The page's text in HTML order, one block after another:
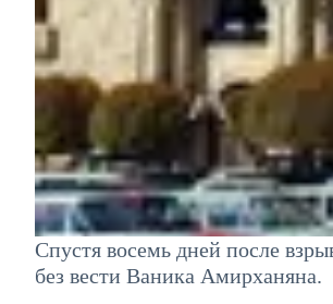
Спустя восемь дней после
без вести Ваника Амирханяна.